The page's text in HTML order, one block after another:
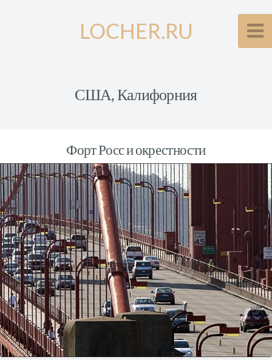
LOCHER.RU
США, Калифорния
Форт Росс и окрестности